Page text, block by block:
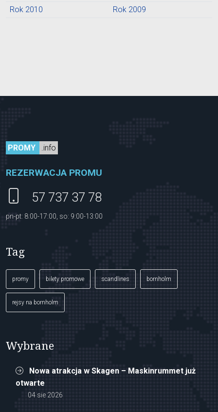
Rok 2010
Rok 2009
PROMY .info
REZERWACJA PROMU
57 737 37 78
pn-pt: 8:00-17:00, so: 9:00-13:00
Tag
promy bilety promowe scandlines bornholm
rejsy na bornholm
Wybrane
Nowa atrakcja w Skagen – Maskinrummet już
otwarte
04 sie 2026